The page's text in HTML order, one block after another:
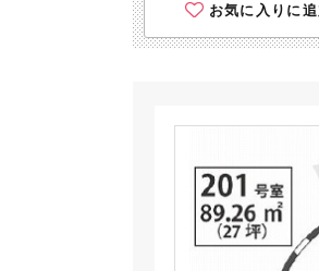
お気に入りに